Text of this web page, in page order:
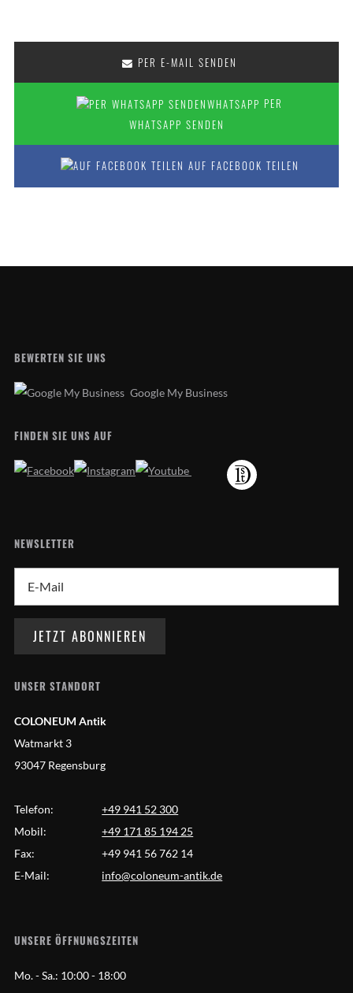
PER E-MAIL SENDEN
PER
WHATSAPP SENDEN
AUF FACEBOOK TEILEN
BEWERTEN SIE UNS
Google My Business
FINDEN SIE UNS AUF
NEWSLETTER
UNSER STANDORT
COLONEUM Antik
Watmarkt 3
93047 Regensburg
Telefon:
+49 941 52 300
Mobil:
+49 171 85 194 25
Fax:
+49 941 56 762 14
E-Mail:
info@coloneum-antik.de
UNSERE ÖFFNUNGSZEITEN
Mo. - Sa.: 10:00 - 18:00